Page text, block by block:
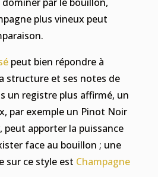
plus vineux peut
peut bien répondre à
structure et ses notes de
un registre plus affirmé, un
par exemple un Pinot Noir
peut apporter la puissance
face au bouillon ; une
sur ce style est Champagne